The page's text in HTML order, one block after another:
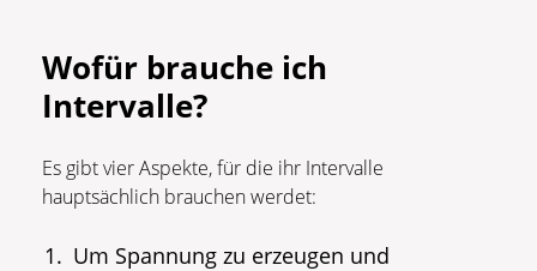
Wofür brauche ich
Intervalle?
Es gibt vier Aspekte, für die ihr Intervalle
hauptsächlich brauchen werdet:
Um Spannung zu erzeugen und